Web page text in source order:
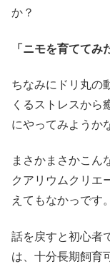
か？
「ニモを育ててみた
ちなみにドリ丸の
くるストレスから
にやってみようか
まさかまさかこん
クアリウムクリエ
えてもなかっです。
話を戻すと初心者
は、十分長期飼育